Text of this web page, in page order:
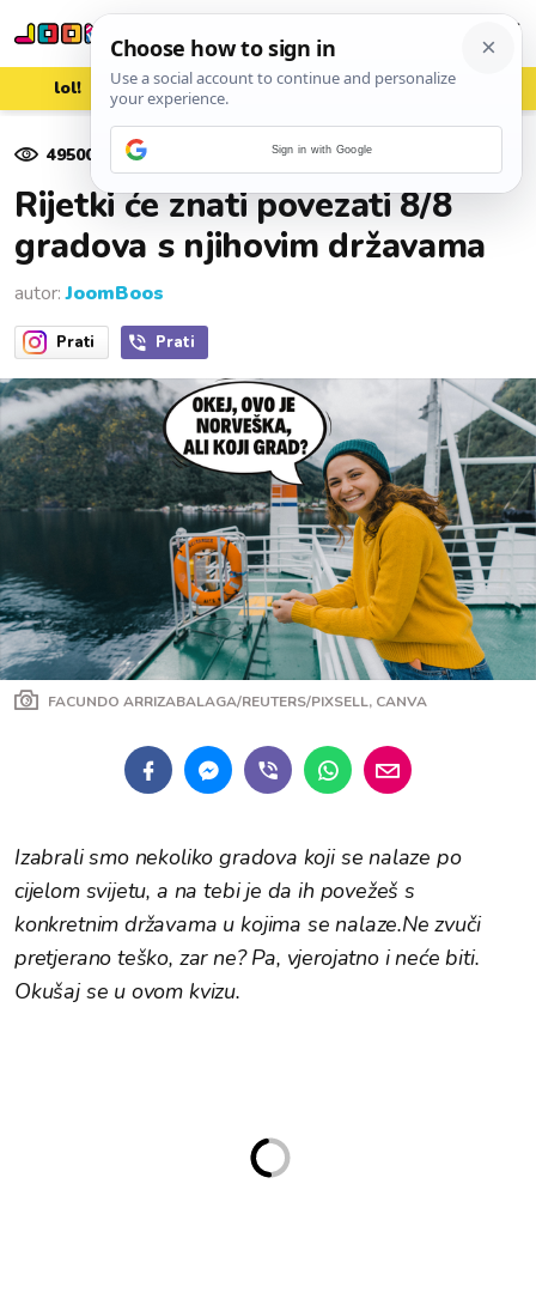
lol! aww vrh! woot?!
49500 pregleda
Rijetki će znati povezati 8/8
gradova s njihovim državama
autor:JoomBoos
Prati Prati
FACUNDO ARRIZABALAGA/REUTERS/PIXSELL, CANVA
Izabrali smo nekoliko gradova koji se nalaze po
cijelom svijetu, a na tebi je da ih povežeš s
konkretnim državama u kojima se nalaze.Ne zvuči
pretjerano teško, zar ne? Pa, vjerojatno i neće biti.
Okušaj se u ovom kvizu.
Sign in with Google